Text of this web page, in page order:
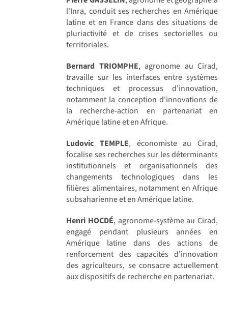
l'Inra, conduit ses recherches en Amérique
latine et en France dans des situations de
pluriactivité et de crises sectorielles ou
territoriales.
Bernard TRIOMPHE, agronome au Cirad,
travaille sur les interfaces entre systèmes
techniques et processus d'innovation,
notamment la conception d'innovations de
la recherche-action en partenariat en
Amérique latine et en Afrique.
Ludovic TEMPLE, économiste au Cirad,
focalise ses recherches sur les déterminants
institutionnels et organisationnels des
changements technologiques dans les
filières alimentaires, notamment en Afrique
subsaharienne et en Amérique latine.
Henri HOCDÉ, agronome-système au Cirad,
engagé pendant plusieurs années en
Amérique latine dans des actions de
renforcement des capacités d'innovation
des agriculteurs, se consacre actuellement
aux dispositifs de recherche en partenariat.